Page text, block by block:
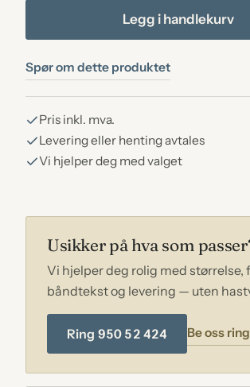
grey
granitt
Legg i handlekurv
Spør om dette produktet
Pris inkl. mva.
Levering eller henting avtales
Vi hjelper deg med valget
Usikker på hva som
Vi hjelper deg rolig med størrelse,
båndtekst og levering — uten
Ring 950 52 424 Be oss